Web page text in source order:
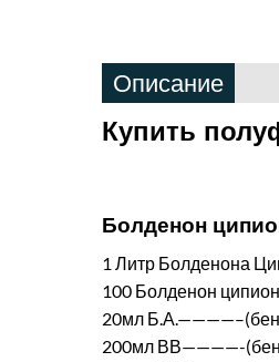
Описание
Купить
Болденон
1 Литр Болденона
100 Болденон
20мл
200мл ВВ————-